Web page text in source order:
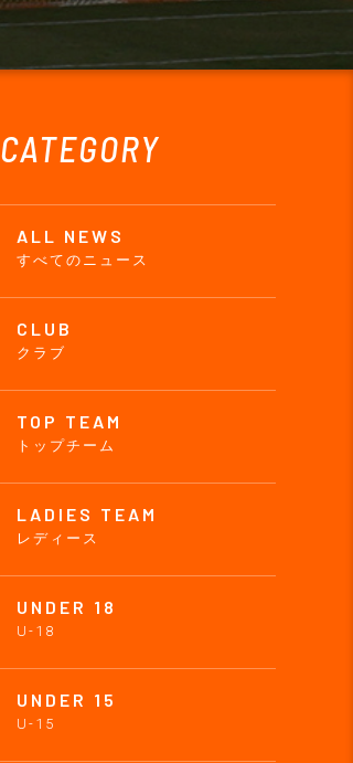
CATEGORY
ALL NEWS
すべてのニュース
CLUB
クラブ
TOP TEAM
トップチーム
LADIES TEAM
レディース
UNDER 18
U-18
UNDER 15
U-15